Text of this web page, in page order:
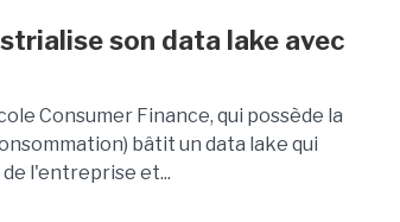
son data lake avec
Consumer Finance, qui possède la
bâtit un data lake qui
l'entreprise et...